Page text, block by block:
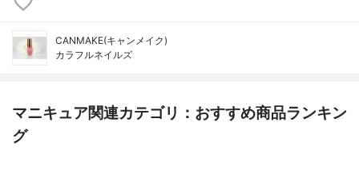
CANMAKE(キャンメイク)
カラフルネイルズ
マニキュア関連カテゴリ：おすすめ商品ランキン
グ